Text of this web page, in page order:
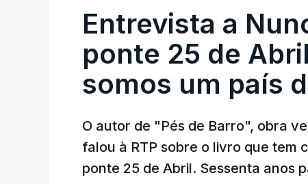
Entrevista a
ponte 25 de
somos um país
O autor de "Pés de Barro", obra
falou à RTP sobre o livro que tem
ponte 25 de Abril. Sessenta anos